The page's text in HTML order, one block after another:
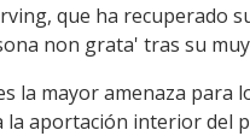
que ha recuperado
non grata' tras su
la mayor amenaza para
aportación interior del